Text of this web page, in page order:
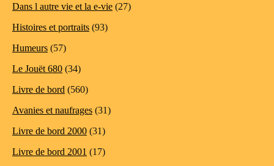
Dans l autre vie et la e-vie (27)
Histoires et portraits (93)
Humeurs (57)
Le Jouët 680 (34)
Livre de bord (560)
Avanies et naufrages (31)
Livre de bord 2000 (31)
Livre de bord 2001 (17)